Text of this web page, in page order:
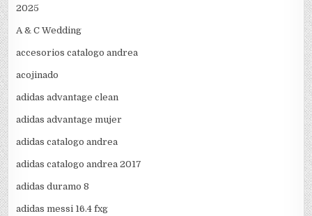
2025
A & C Wedding
accesorios catalogo andrea
acojinado
adidas advantage clean
adidas advantage mujer
adidas catalogo andrea
adidas catalogo andrea 2017
adidas duramo 8
adidas messi 16.4 fxg